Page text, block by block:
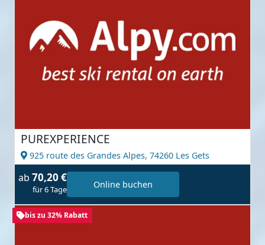
PUREXPERIENCE
925 route des Grandes Alpes, 74260 Les Gets
ab 70,20 €
für 6 Tage Online buchen
bis zu 32% Rabatt